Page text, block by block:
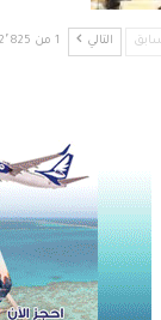
التالي 1 من 2٬825